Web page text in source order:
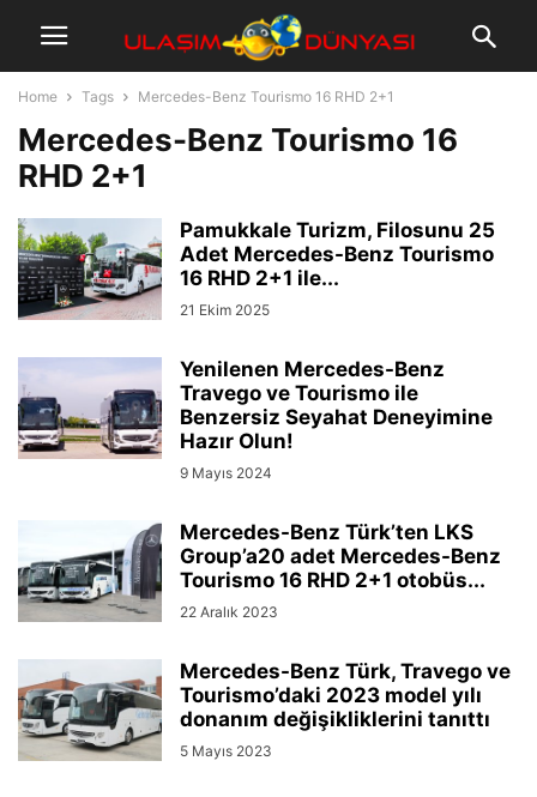
Home Tags Mercedes-Benz Tourismo 16 RHD 2+1
Mercedes-Benz Tourismo 16
RHD 2+1
Pamukkale Turizm, Filosunu 25
Adet Mercedes-Benz Tourismo
16 RHD 2+1 ile...
21 Ekim 2025
Yenilenen Mercedes-Benz
Travego ve Tourismo ile
Benzersiz Seyahat Deneyimine
Hazır Olun!
9 Mayıs 2024
Mercedes-Benz Türk’ten LKS
Group’a20 adet Mercedes-Benz
Tourismo 16 RHD 2+1 otobüs...
22 Aralık 2023
Mercedes-Benz Türk, Travego ve
Tourismo’daki 2023 model yılı
donanım değişikliklerini tanıttı
5 Mayıs 2023